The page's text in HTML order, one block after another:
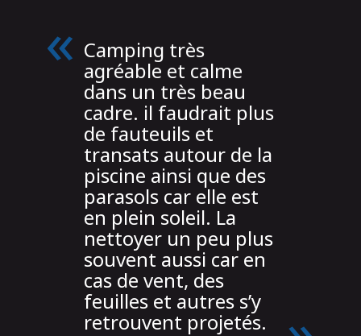
Camping très
agréable et calme
dans un très beau
cadre. il faudrait plus
de fauteuils et
transats autour de la
piscine ainsi que des
parasols car elle est
en plein soleil. La
nettoyer un peu plus
souvent aussi car en
cas de vent, des
feuilles et autres s’y
retrouvent projetés.